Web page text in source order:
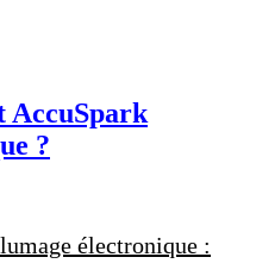
AccuSpark
?
électronique :